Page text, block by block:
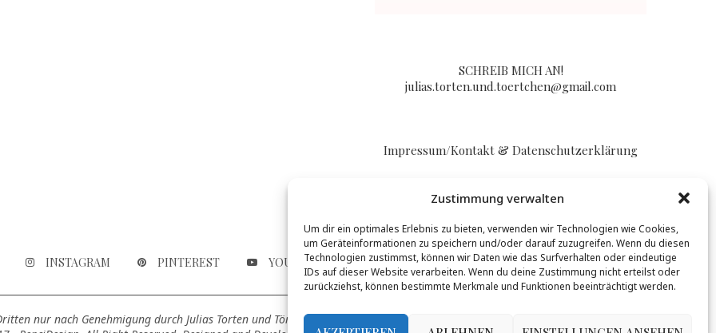
Zustimmung verwalten
Um dir ein optimales Erlebnis zu bieten, verwenden wir Technologien wie Cookies,
um Geräteinformationen zu speichern und/oder darauf zuzugreifen. Wenn du diesen
Technologien zustimmst, können wir Daten wie das Surfverhalten oder eindeutige
IDs auf dieser Website verarbeiten. Wenn du deine Zustimmung nicht erteilst oder
zurückziehst, können bestimmte Merkmale und Funktionen beeinträchtigt werden.
SCHREIB MICH AN!
julias.torten.und.toertchen@gmail.com
Impressum/Kontakt & Datenschutzerklärung
INSTAGRAM PINTEREST YOUTUBE BLOGLOVIN
nur nach Genehmigung durch Julias Torten und Törtchen genutzt werden, mehr Infos gibt es